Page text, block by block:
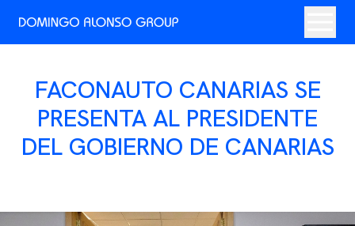
FACONAUTO CANARIAS SE
PRESENTA AL PRESIDENTE
DEL GOBIERNO DE CANARIAS